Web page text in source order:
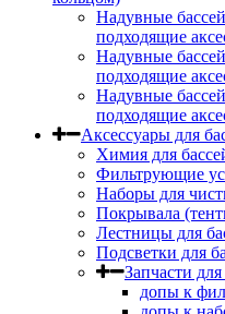
Надувные
подходящие
Надувные
подходящие
Надувные
подходящие
Аксессуары для
Химия для
Фильтрующие
Наборы для
Покрывала
Лестницы для
Подсветки для
Запчасти
допы к